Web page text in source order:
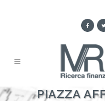
PIAZZA